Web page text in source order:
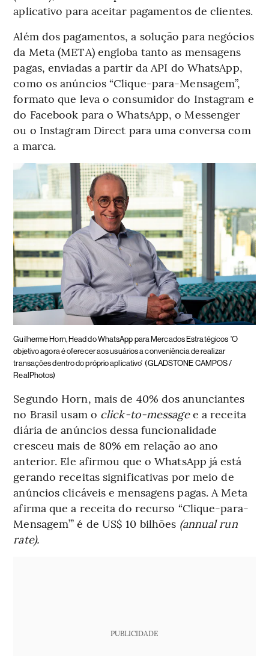
aplicativo para aceitar pagamentos de clientes.
Além dos pagamentos, a solução para negócios
da Meta (META) engloba tanto as mensagens
pagas, enviadas a partir da API do WhatsApp,
como os anúncios “Clique-para-Mensagem”,
formato que leva o consumidor do Instagram e
do Facebook para o WhatsApp, o Messenger
ou o Instagram Direct para uma conversa com
a marca.
Guilherme Horn, Head do WhatsApp para Mercados Estratégicos 'O
objetivo agora é oferecer aos usuários a conveniência de realizar
transações dentro do próprio aplicativo' (GLADSTONE CAMPOS /
RealPhotos)
Segundo Horn, mais de 40% dos anunciantes
no Brasil usam o click-to-messagee a receita
diária de anúncios dessa funcionalidade
cresceu mais de 80% em relação ao ano
anterior. Ele afirmou que o WhatsApp já está
gerando receitas significativas por meio de
anúncios clicáveis e mensagens pagas. A Meta
afirma que a receita do recurso “Clique-para-
Mensagem”’ é de US$ 10 bilhões (annual run
rate).
PUBLICIDADE